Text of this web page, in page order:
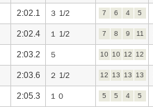
2:02.1 ３ 1/2 7 6 4 5
2:02.4 １ 1/2 7 8 9 11
2:03.2 ５ 10 10 12 12
2:03.6 ２ 1/2 12 13 13 13
2:05.3 １０ 5 5 4 5